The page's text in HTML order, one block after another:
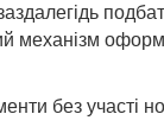
механізм
без участі